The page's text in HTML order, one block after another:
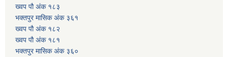
ख्वप पौ अंक १८३
भक्तपुर मासिक अंक ३६१
ख्वप पौ अंक १८२
ख्वप पौ अंक १८१
भक्तपुर मासिक अंक ३६०